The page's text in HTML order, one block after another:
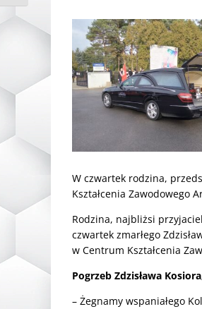
W czwartek rodzina,
Kształcenia Zawodowego
Rodzina, najbliżsi
czwartek zmarłego
w Centrum Kształcenia
Pogrzeb Zdzisława
– Żegnamy wspaniałego